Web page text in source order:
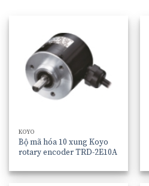
KOYO
Bộ mã hóa 10 xung Koyo
rotary encoder TRD-2E10A